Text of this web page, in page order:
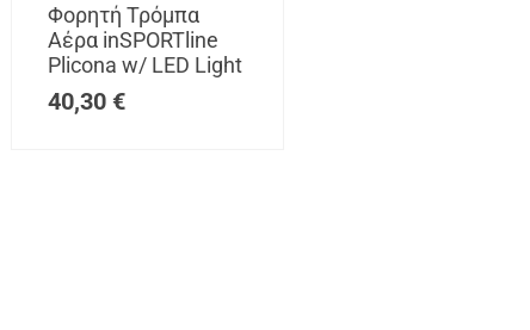
Φορητή Τρόμπα
Αέρα inSPORTline
Plicona w/ LED Light
40,30 €